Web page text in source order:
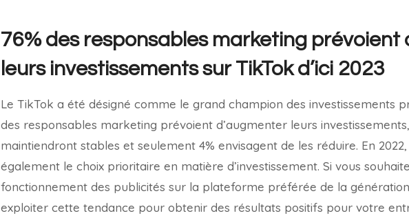
76% des responsables marketing prévoient
leurs investissements sur TikTok d’ici 2023
Le TikTok a été désigné comme le grand champion des investissements
des responsables marketing prévoient d’augmenter leurs
maintiendront stables et seulement 4% envisagent de les réduire. En
également le choix prioritaire en matière d’investissement. Si vous
fonctionnement des publicités sur la plateforme préférée de la
exploiter cette tendance pour obtenir des résultats positifs pour votre